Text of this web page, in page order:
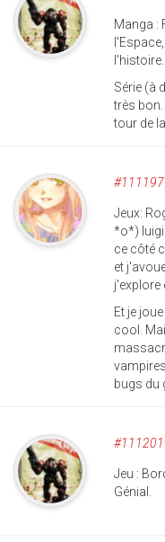
Manga :
l'histoire.
Série (à
très
tour de
#111197
Jeux:
*o*)
ce côté
et
j'explore
Et je
cool.
bugs du
#111201
Jeu :
Génial.